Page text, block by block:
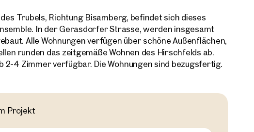
Trubels, Richtung Bisamberg, befindet sich dieses
In der Gerasdorfer Strasse, werden insgesamt
Alle Wohnungen verfügen über schöne Außenflächen,
runden das zeitgemäße Wohnen des Hirschfelds ab.
2-4 Zimmer verfügbar. Die Wohnungen sind bezugsfertig.
Projekt